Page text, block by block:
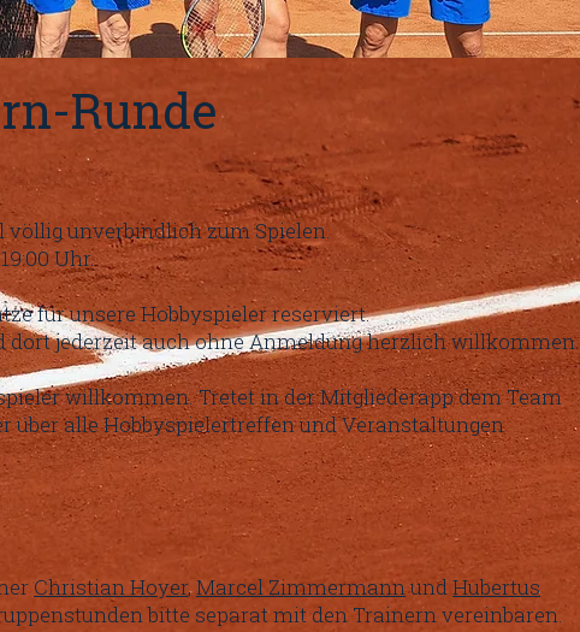
Runde
völlig unverbindlich zum Spielen.
Uhr.
für unsere Hobbyspieler reserviert.
dort jederzeit auch ohne Anmeldung herzlich willkommen.
willkommen. Tretet in der Mitgliederapp dem Team
über alle Hobbyspielertreffen und Veranstaltungen
Christian Hoyer,Marcel ZimmermannundHubertus
bitte separat mit den Trainern vereinbaren.